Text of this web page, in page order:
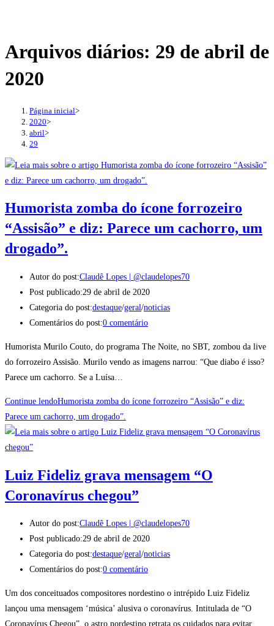
Arquivos diários: 29 de abril de
2020
Página inicial>
2020>
abril>
29
Humorista zomba do ícone forrozeiro
“Assisão” e diz: Parece um cachorro, um
drogado”.
Autor do post:Claudê Lopes | @claudelopes70
Post publicado:29 de abril de 2020
Categoria do post:destaque/geral/noticias
Comentários do post:0 comentário
Humorista Murilo Couto, do programa The Noite, no SBT, zombou da live
do forrozeiro Assisão. Murilo vendo as imagens narrou: “Que diabo é isso?
Parece um cachorro. Se a Luísa…
Continue lendoHumorista zomba do ícone forrozeiro “Assisão” e diz:
Parece um cachorro, um drogado”.
Luiz Fideliz grava mensagem “O
Coronavírus chegou”
Autor do post:Claudê Lopes | @claudelopes70
Post publicado:29 de abril de 2020
Categoria do post:destaque/geral/noticias
Comentários do post:0 comentário
Um dos conceituados compositores nordestino o intrépido Luiz Fideliz
lançou uma mensagem ‘música’ alusiva o coronavírus. Intitulada de “O
Coronavírus Chegou”, o astro nordestino retrata os cuidados para evitar